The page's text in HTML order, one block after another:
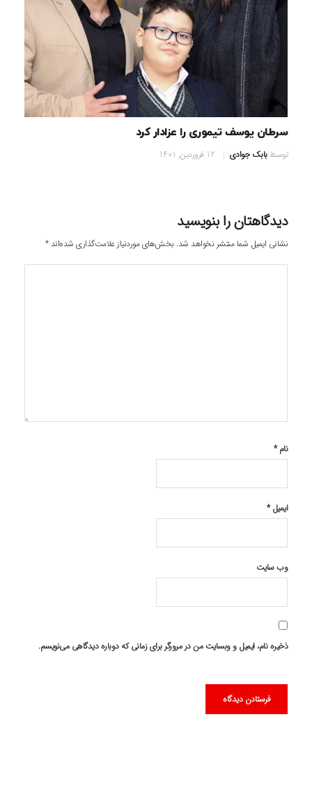
سرطان یوسف تیموری را عزادار کرد
توسطبابک جوادی 12 فروردین, 1401
دیدگاهتان را بنویسید
نشانی ایمیل شما منتشر نخواهد شد. بخش‌های موردنیاز علامت‌گذاری شده‌اند*
نام*
ایمیل*
وب‌ سایت
ذخیره نام، ایمیل و وبسایت من در مرورگر برای زمانی که دوباره دیدگاهی می‌نویسم.